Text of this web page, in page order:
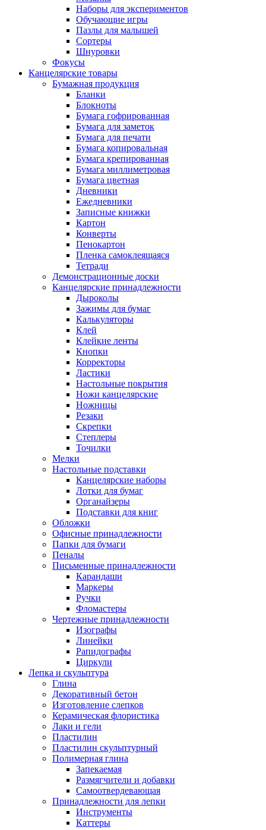
Наборы для экспериментов
Обучающие игры
Пазлы для малышей
Сортеры
Шнуровки
Фокусы
Канцелярские товары
Бумажная продукция
Бланки
Блокноты
Бумага гофрированная
Бумага для заметок
Бумага для печати
Бумага копировальная
Бумага крепированная
Бумага миллиметровая
Бумага цветная
Дневники
Ежедневники
Записные книжки
Картон
Конверты
Пенокартон
Пленка самоклеящаяся
Тетради
Демонстрационные доски
Канцелярские принадлежности
Дыроколы
Зажимы для бумаг
Калькуляторы
Клей
Клейкие ленты
Кнопки
Корректоры
Ластики
Настольные покрытия
Ножи канцелярские
Ножницы
Резаки
Скрепки
Степлеры
Точилки
Мелки
Настольные подставки
Канцелярские наборы
Лотки для бумаг
Органайзеры
Подставки для книг
Обложки
Офисные принадлежности
Папки для бумаги
Пеналы
Письменные принадлежности
Карандаши
Маркеры
Ручки
Фломастеры
Чертежные принадлежности
Изографы
Линейки
Рапидографы
Циркули
Лепка и скульптура
Глина
Декоративный бетон
Изготовление слепков
Керамическая флористика
Лаки и гели
Пластилин
Пластилин скульптурный
Полимерная глина
Запекаемая
Размягчители и добавки
Самоотвердевающая
Принадлежности для лепки
Инструменты
Каттеры